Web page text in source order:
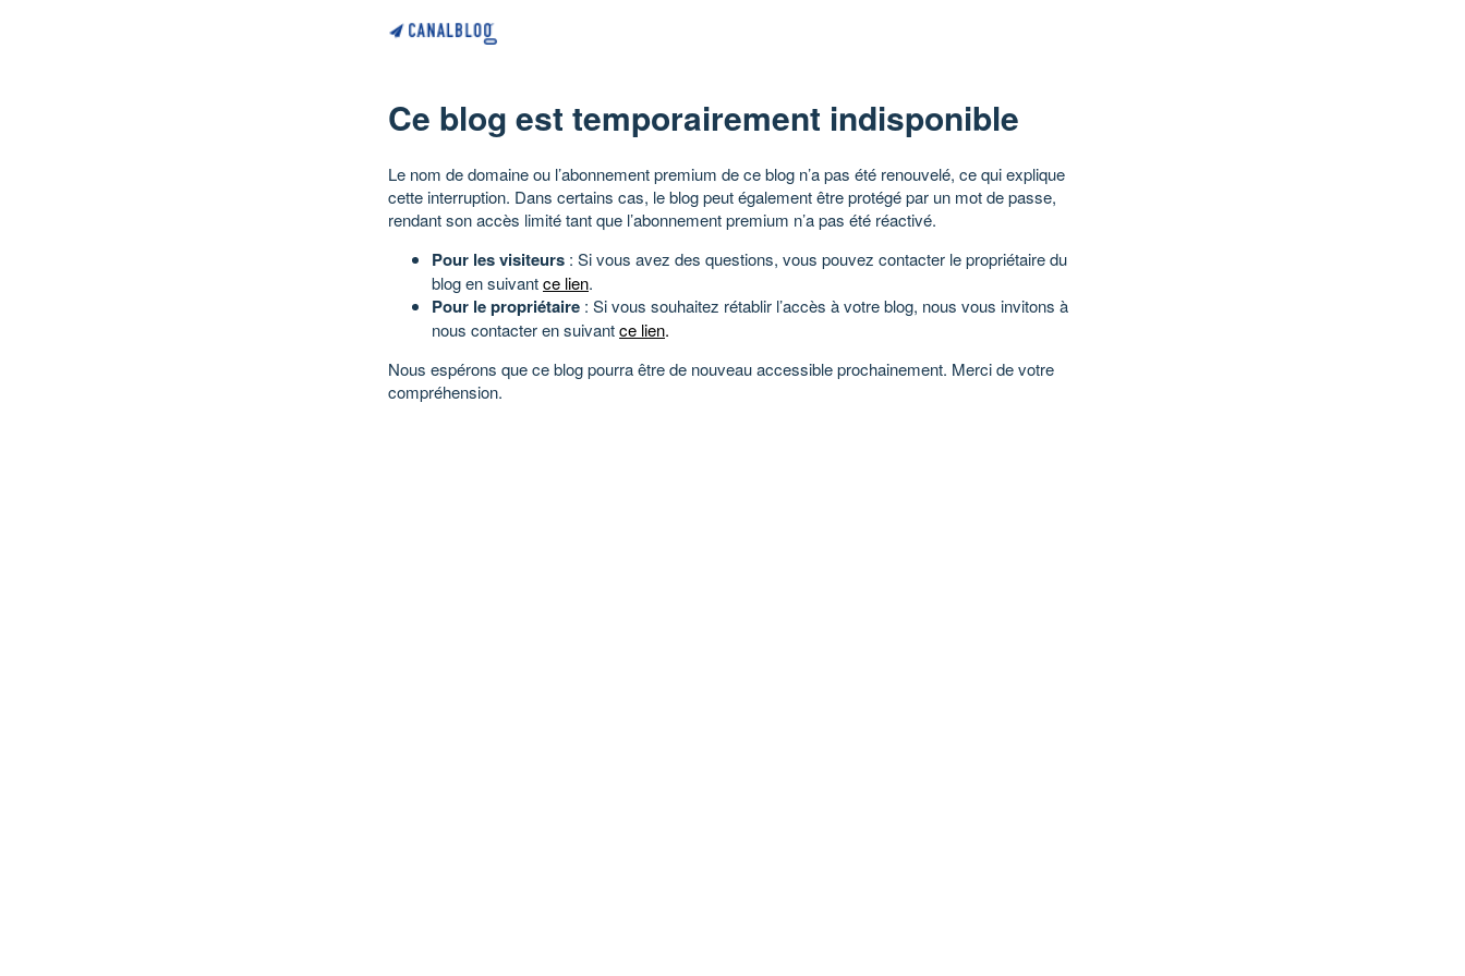
Ce blog est temporairement indisponible
Le nom de domaine ou l’abonnement premium de ce blog n’a pas été renouvelé, ce qui explique
cette interruption. Dans certains cas, le blog peut également être protégé par un mot de passe,
rendant son accès limité tant que l’abonnement premium n’a pas été réactivé.
Pour les visiteurs : Si vous avez des questions, vous pouvez contacter le propriétaire du
blog en suivantce lien.
Pour le propriétaire : Si vous souhaitez rétablir l’accès à votre blog, nous vous invitons à
nous contacter en suivantce lien.
Nous espérons que ce blog pourra être de nouveau accessible prochainement. Merci de votre
compréhension.